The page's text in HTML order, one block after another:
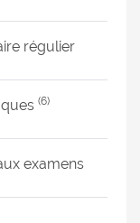
régulier
(6)
examens